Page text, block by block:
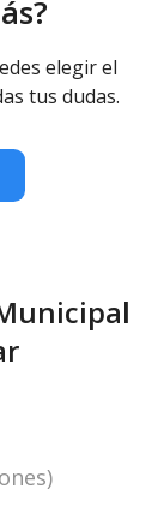
elegir el
tus dudas.